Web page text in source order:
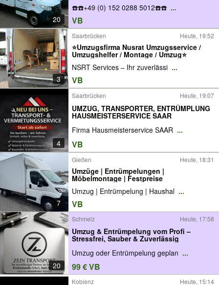
20
☎️☎️+49 (0) 152 0288 5012☎️☎️ ...
VB
3
Saarbrücken Heute, 19:52
⭐Umzugsfirma Nusrat Umzugsservice /
Umzugshelfer / Montage / Umzug⭐
NSRT Services – Ihr zuverlässi ...
VB
4
Saarbrücken Heute, 19:07
UMZUG, TRANSPORTER, ENTRÜMPLUNG
HAUSMEISTERSERVICE SAAR
Firma Hausmeisterservice SAAR ...
VB
7
Gießen Heute, 18:31
Umzüge | Entrümpelungen |
Möbelmontage | Festpreise
Umzug | Entrümpelung | Haushal ...
VB
20
Schmelz Heute, 17:58
Umzug & Entrümpelung vom Profi –
Stressfrei, Sauber & Zuverlässig
Umzug oder Entrümpelung geplan ...
99 € VB
Koblenz Heute, 15:14